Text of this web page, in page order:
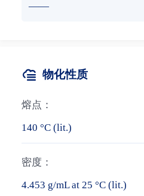
——
物化性质
熔点：
140 °C (lit.)
密度：
4.453 g/mL at 25 °C (lit.)